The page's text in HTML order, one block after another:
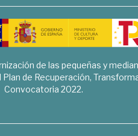
de las pequeñas y
de Recuperación,
Convocatoria 2022.